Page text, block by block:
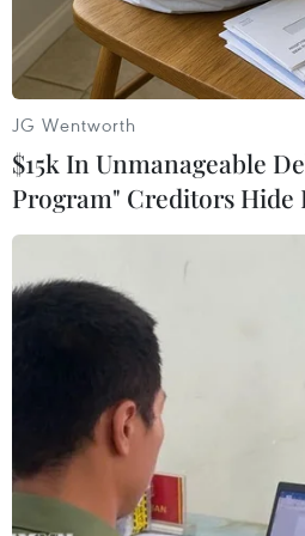
Nhân viên y tế lấy mẫu xét
Theo phóng viên TTXVN
Australia đặt mục tiêu tiêm
19 cho 4 triệu người dân
và hiện các cơ quan y tế
JG Wentworth
$15k In Unmanageable
Program" Creditors Hide